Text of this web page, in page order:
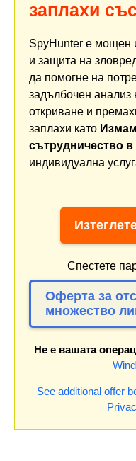
заплахи
SpyHunter е мощен
и защита на
да помогне на
задълбочен анализ
откриване и
заплахи като
сътрудничество в
индивидуална
Спестете
Оферта за
множество
Не е вашата
See additional offer